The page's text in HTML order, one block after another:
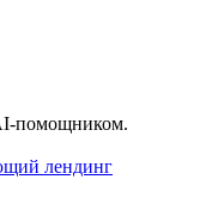
помощником.
лендинг